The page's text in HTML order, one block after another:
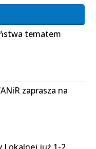
tematem
zaprasza na